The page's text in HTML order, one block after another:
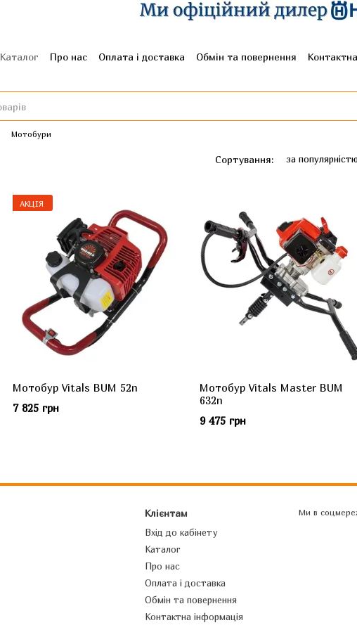
Каталог Про нас Оплата і доставка Обмін та повернення
Мотобури
Сортування: за популярністю
АКЦІЯ
Мотобур Vitals BUM 52n
7 825 грн
Мотобур Vitals Master BUM
632n
9 475 грн
Клієнтам
Вхід до кабінету
Каталог
Про нас
Оплата і доставка
Обмін та повернення
Контактна інформація
Ми в